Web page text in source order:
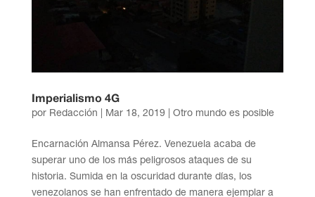
Imperialismo 4G
por Redacción Mar 18, 2019 Otro mundo es posible
Encarnación Almansa Pérez. Venezuela acaba de
superar uno de los más peligrosos ataques de su
historia. Sumida en la oscuridad durante días, los
venezolanos se han enfrentado de manera ejemplar a